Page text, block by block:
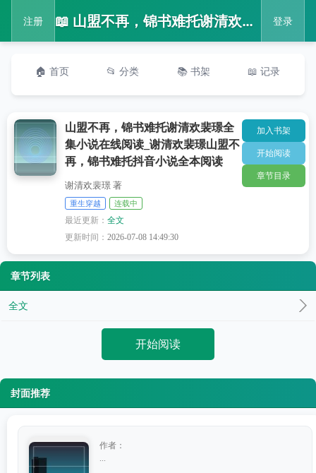
注册 📖 山盟不再，锦书难托谢清欢裴璟全集小说在线阅读_谢清欢裴璟山盟不再，锦书难托抖音小说全本阅读 登录
🏠 首页 📂 分类 📚 书架 📖 记录
山盟不再，锦书难托谢清欢裴璟全
集小说在线阅读_谢清欢裴璟山盟不
再，锦书难托抖音小说全本阅读
谢清欢裴璟 著
重生穿越 连载中
最近更新：全文
更新时间：2026-07-08 14:49:30
加入书架
开始阅读
章节目录
章节列表
全文
开始阅读
封面推荐
作者：